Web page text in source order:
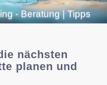
- Beratung | Tipps
nächsten
planen und